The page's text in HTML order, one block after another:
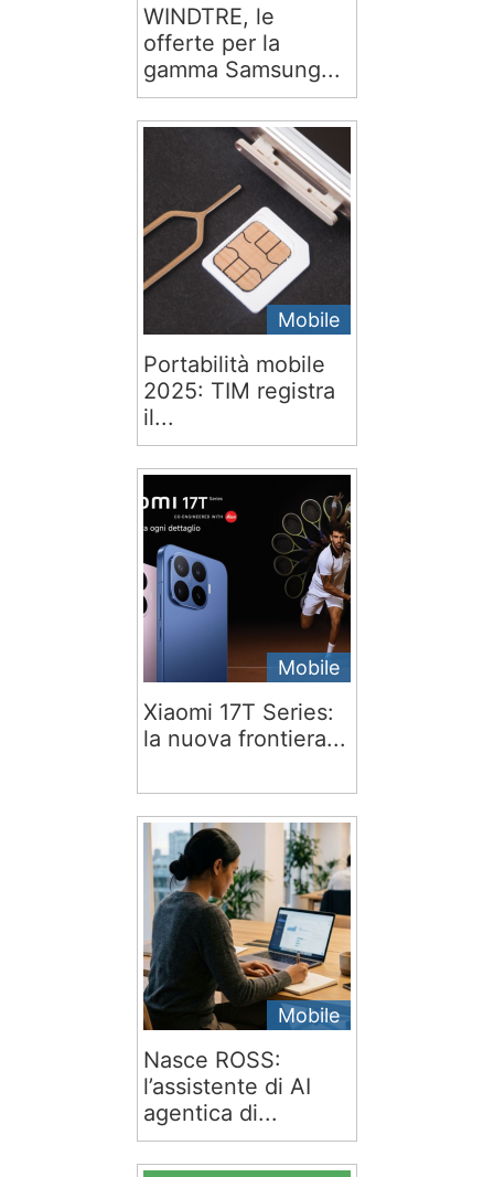
WINDTRE, le
offerte per la
gamma Samsung...
Mobile
Portabilità mobile
2025: TIM registra
il...
Mobile
Xiaomi 17T Series:
la nuova frontiera...
Mobile
Nasce ROSS:
l’assistente di AI
agentica di...